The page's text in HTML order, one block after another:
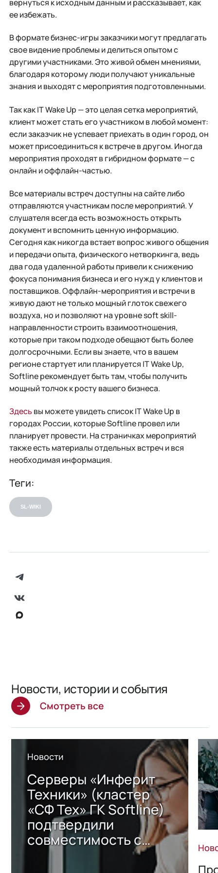
вернуться к исходным данным и рассказывает, как
ее избежать.
В формате бизнес-игры заказчики могут предлагать
свое видение проблемы и делиться опытом с
другими участниками. Это живой обмен мнениями,
благодаря которому люди получают уникальные
знания и выходят с мероприятия подготовленными.
Так как IT Wake Up — это целая сетка мероприятий,
клиент может стать его участником в любой момент:
если заказчик не успевает приехать в один город, он
может присоединиться к встрече в другом. Иногда
мероприятия проходят в гибридном формате — с
онлайн и оффлайн-частью.
Все материалы встреч доступны на сайте либо
отправляются участникам после мероприятий. У
слушателя всегда есть возможность открыть
документ и вспомнить ценную информацию.
Сегодня как никогда встает вопрос живого общения
и передачи опыта, физического нетворкинга, ведь
два года удаленной работы привели к снижению
фокуса понимания бизнеса и его нужд у клиентов и
поставщиков. Оффлайн-мероприятия и встречи в
живую дают не только мощный глоток свежего
воздуха, но и позволяют на уровне soft skill-
направленности строить взаимоотношения,
которые при таком подходе обещают быть более
долгосрочными. Если вы знаете, что в вашем
регионе стартует или планируется IT Wake Up,
Softline рекомендует быть там, чтобы получить
мощный толчок к росту вашего бизнеса.
Здесь вы можете увидеть список IT Wake Up в
городах России, которые Softline провел или
планирует провести. На страничках мероприятий
также есть материалы отдельных встреч и вся
необходимая информация.
Теги:
SL-WIKI
Новости, истории и события
Смотреть все
Новости
Серверы «Инферит
Техники» (кластер
«СФ Тех» ГК Softline)
подтвердили
совместимость с
решением Sharx